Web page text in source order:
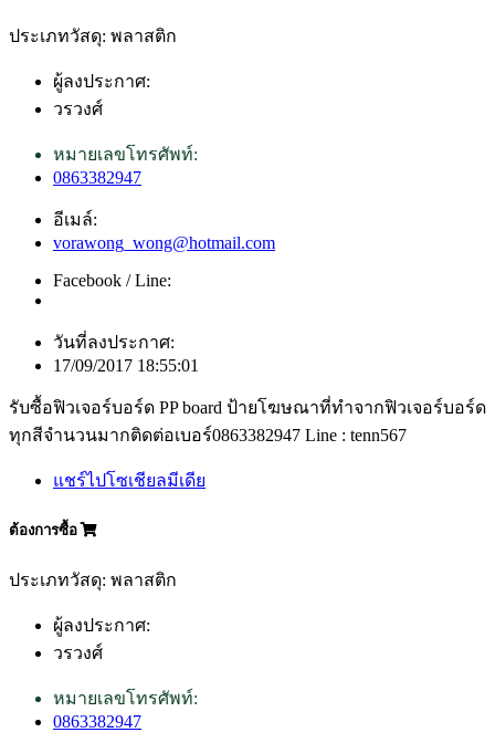
ประเภทวัสดุ: พลาสติก
ผู้ลงประกาศ:
วรวงศ์
หมายเลขโทรศัพท์:
0863382947
อีเมล์:
vorawong_wong@hotmail.com
Facebook / Line:
วันที่ลงประกาศ:
17/09/2017 18:55:01
รับซื้อฟิวเจอร์บอร์ด PP board ป้ายโฆษณาที่ทำจากฟิวเจอร์บอร์ด
ทุกสีจำนวนมากติดต่อเบอร์0863382947 Line : tenn567
แชร์ไปโซเชียลมีเดีย
ต้องการซื้อ
ประเภทวัสดุ: พลาสติก
ผู้ลงประกาศ:
วรวงศ์
หมายเลขโทรศัพท์:
0863382947